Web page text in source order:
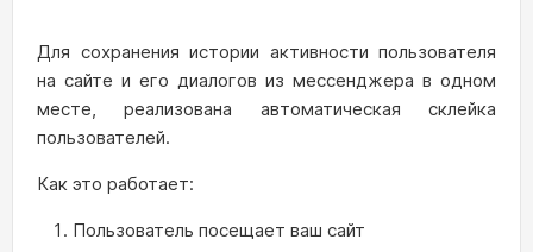
Для сохранения истории активности пользователя
на сайте и его диалогов из мессенджера в одном
месте, реализована автоматическая склейка
пользователей.
Как это работает:
Пользователь посещает ваш сайт